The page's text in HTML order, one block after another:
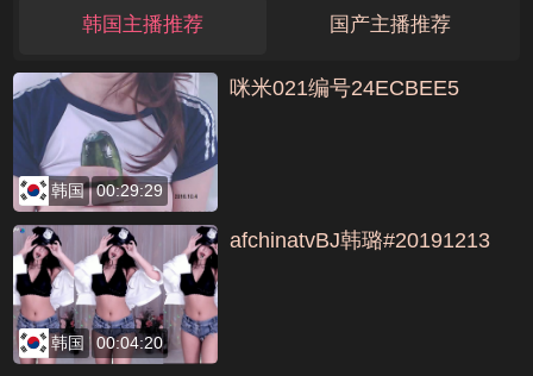
韩国主播推荐 国产主播推荐
韩国 00:29:29
咪米021编号24ECBEE5
韩国 00:04:20
afchinatvBJ韩璐#20191213